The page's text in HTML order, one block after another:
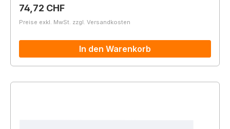
Regulärer Preis:
74,72 CHF
Preise exkl. MwSt. zzgl. Versandkosten
In den Warenkorb